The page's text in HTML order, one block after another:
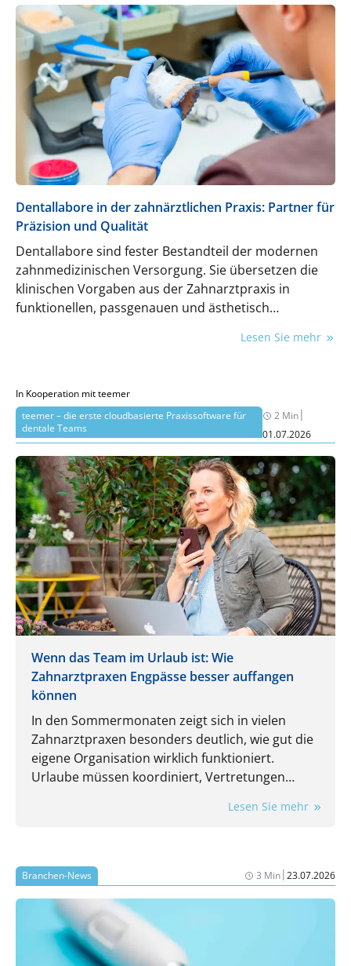
Dentallabore in der zahnärztlichen Praxis: Partner für
Präzision und Qualität
Dentallabore sind fester Bestandteil der modernen
zahnmedizinischen Versorgung. Sie übersetzen die
klinischen Vorgaben aus der Zahnarztpraxis in
funktionellen, passgenauen und ästhetisch
Behandlungen hängt direkt von der Qualität
Fachpersonal und gibt einen praxisnahen Überblick
über Aufgaben, Kooperation, technologische
Entwicklungen und rechtliche Rahmenbedingungen
von Dentallaboren.
Lesen Sie mehr
In Kooperation mit teemer
teemer – die erste cloudbasierte Praxissoftware für
dentale Teams
2 Min|
01.07.2026
Wenn das Team im Urlaub ist: Wie
Zahnarztpraxen Engpässe besser auffangen
können
In den Sommermonaten zeigt sich in vielen
Zahnarztpraxen besonders deutlich, wie gut die
eigene Organisation wirklich funktioniert.
Urlaube müssen koordiniert, Vertretungen
zuverlässig erledigt werden. Gerade dann wird
Mitarbeitenden abhängt.
Lesen Sie mehr
Branchen-News 3 Min|23.07.2026